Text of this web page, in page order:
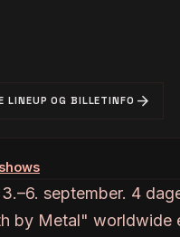
LINEUP OG BILLETINFO arrow_forward
september. 4
by Metal" worldwide